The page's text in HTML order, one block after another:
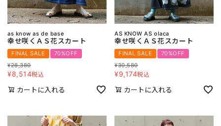
as know as de base
幸せ咲くＡＳ花スカート
FINAL SALE
70%OFF
¥28,380
¥8,514税込
カートに入れる
AS KNOW AS olaca
幸せ咲くＡＳ花スカート
FINAL SALE
70%OFF
¥30,580
¥9,174税込
カートに入れる